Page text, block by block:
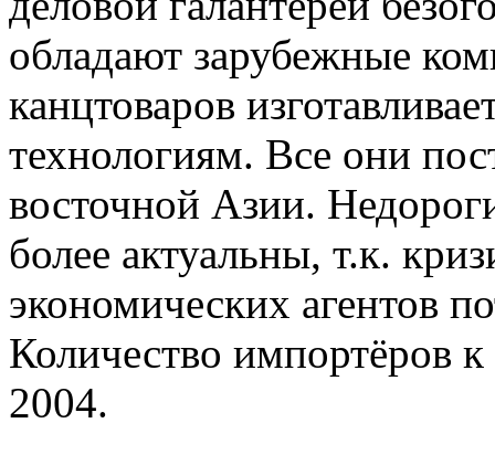
обладают зарубежные
канцтоваров
технологиям. Все они
восточной Азии.
более актуальны, т.к.
экономических агентов
Количество импортёров
2004.